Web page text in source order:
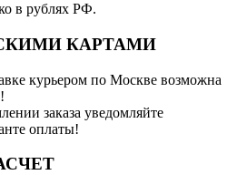
в рублях РФ.
КАРТАМИ
курьером по Москве возможна
заказа уведомляйте
оплаты!